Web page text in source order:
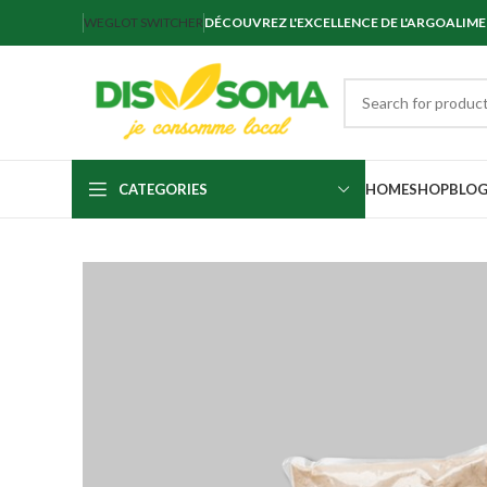
WEGLOT SWITCHER DÉCOUVREZ L'EXCELLENCE DE
CATEGORIES HOMESHOPBLOG